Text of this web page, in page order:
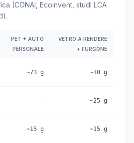
(CONAI, Ecoinvent, studi LCA
PET + AUTO
PERSONALE
VETRO A RENDERE
+ FURGONE
~73 g ~10 g
— ~25 g
~15 g ~15 g